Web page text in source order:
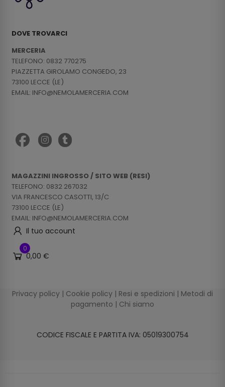
DOVE TROVARCI
MERCERIA
TELEFONO: 0832 770275
PIAZZETTA GIROLAMO CONGEDO, 23
73100 LECCE (LE)
EMAIL: INFO@NEMOLAMERCERIA.COM
MAGAZZINI INGROSSO / SITO WEB (RESI)
TELEFONO: 0832 267032
VIA FRANCESCO CASOTTI, 13/C
73100 LECCE (LE)
EMAIL: INFO@NEMOLAMERCERIA.COM
Il tuo account
0
0,00 €
Privacy policy | Cookie policy | Resi e spedizioni | Metodi di
pagamento | Chi siamo
CODICE FISCALE E PARTITA IVA: 05019300754